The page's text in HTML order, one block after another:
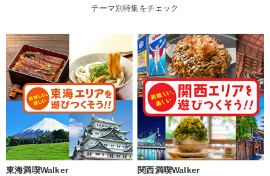
テーマ別特集をチェック
東海満喫Walker 関西満喫Walker